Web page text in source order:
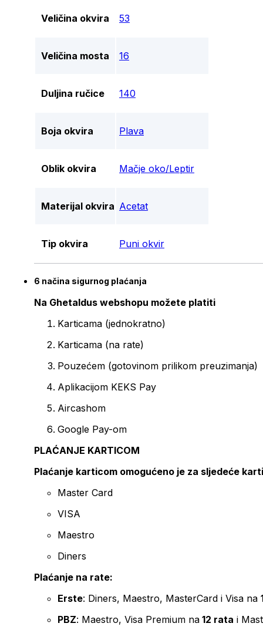
Veličina okvira 53
Veličina mosta 16
Duljina ručice 140
Boja okvira Plava
Oblik okvira Mačje oko/Leptir
Materijal okvira Acetat
Tip okvira Puni okvir
6 načina sigurnog plaćanja
Na Ghetaldus webshopu možete platiti
Karticama (jednokratno)
Karticama (na rate)
Pouzećem (gotovinom prilikom preuzimanja)
Aplikacijom KEKS Pay
Aircashom
Google Pay-om
PLAĆANJE KARTICOM
Plaćanje karticom omogućeno je za sljedeće
Master Card
VISA
Maestro
Diners
Plaćanje na rate:
Erste: Diners, Maestro, MasterCard i Visa na
PBZ: Maestro, Visa Premium na 12 rata i